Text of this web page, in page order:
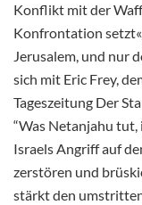
Konflikt mit der
Konfrontation
Jerusalem, und nur
sich mit Eric Frey,
Tageszeitung Der
“Was Netanjahu
Israels Angriff auf
zerstören und
stärkt den